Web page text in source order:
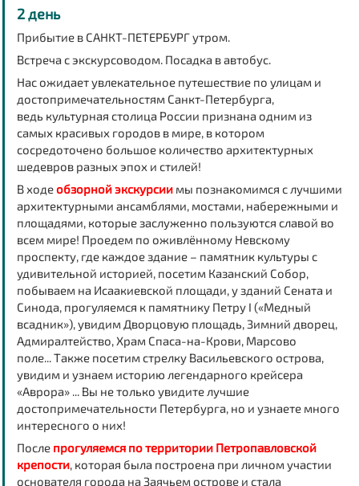
2 день
Прибытие в САНКТ-ПЕТЕРБУРГ утром.
Встреча с экскурсоводом. Посадка в автобус.
Нас ожидает увлекательное путешествие по улицам и
достопримечательностям Санкт-Петербурга,
ведь культурная столица России признана одним из
самых красивых городов в мире, в котором
сосредоточено большое количество архитектурных
шедевров разных эпох и стилей!
В ходеобзорной экскурсиимы познакомимся с лучшими
архитектурными ансамблями, мостами, набережными и
площадями, которые заслуженно пользуются славой во
всем мире! Проедем по оживлённому Невскому
проспекту, где каждое здание – памятник культуры с
удивительной историей, посетим Казанский Собор,
побываем на Исаакиевской площади, у зданий Сената и
Синода, прогуляемся к памятнику Петру I («Медный
всадник»), увидим Дворцовую площадь, Зимний дворец,
Адмиралтейство, Храм Спаса-на-Крови, Марсово
поле... Также посетим стрелку Васильевского острова,
увидим и узнаем историю легендарного крейсера
«Аврора» ... Вы не только увидите лучшие
достопримечательности Петербурга, но и узнаете много
интересного о них!
После прогуляемся по территории Петропавловской
крепости, которая была построена при личном участии
основателя города на Заячьем острове и стала